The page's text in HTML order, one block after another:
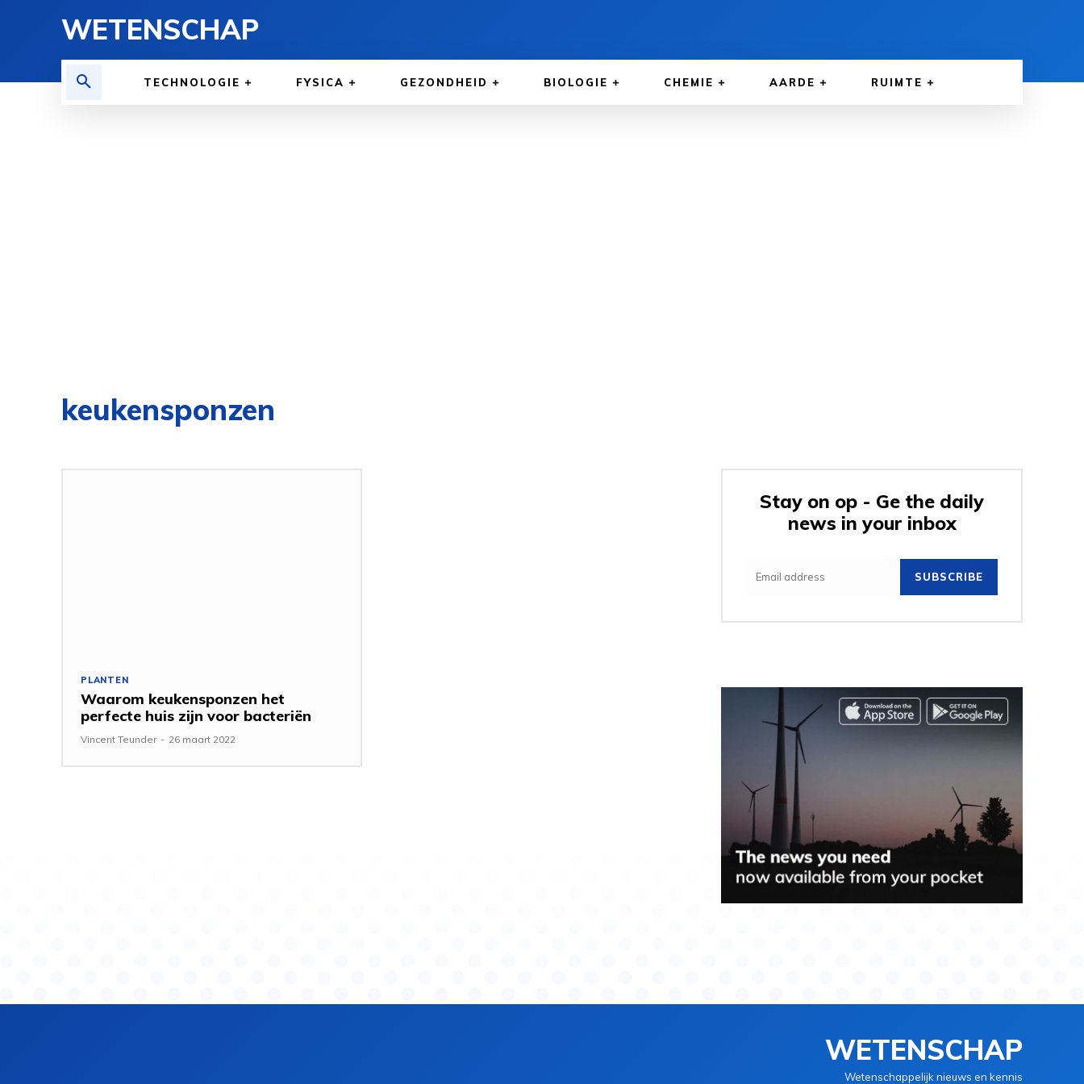
WETENSCHAP
TECHNOLOGIE FYSICA GEZONDHEID BIOLOGIE CHEMIE AARDE RUIMTE
keukensponzen
PLANTEN
Waarom keukensponzen het
perfecte huis zijn voor bacteriën
Vincent Teunder - 26 maart 2022
Stay on op - Ge the daily
news in your inbox
SUBSCRIBE
WETENSCHAP
Wetenschappelijk nieuws en kennis